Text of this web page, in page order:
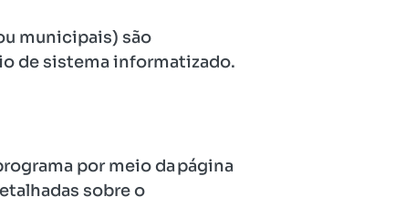
municipais) são
de sistema informatizado.
por meio da página
sobre o